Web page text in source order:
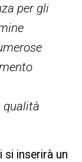
per gli
qualità
si inserirà un